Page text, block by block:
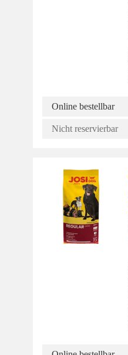
Online bestellbar
Nicht reservierbar